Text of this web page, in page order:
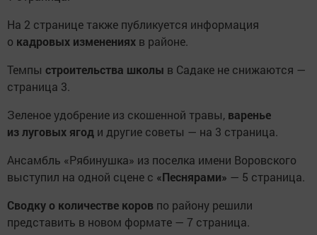
На 2 странице также публикуется информация
о кадровых изменениях в районе.
Темпы строительства школы в Садаке не снижаются —
страница 3.
Зеленое удобрение из скошенной травы, варенье
из луговых ягод и другие советы — на 3 страница.
Ансамбль «Рябинушка» из поселка имени Воровского
выступил на одной сцене с «Песнярами» — 5 страница.
Сводку о количестве коров по району решили
представить в новом формате — 7 страница.